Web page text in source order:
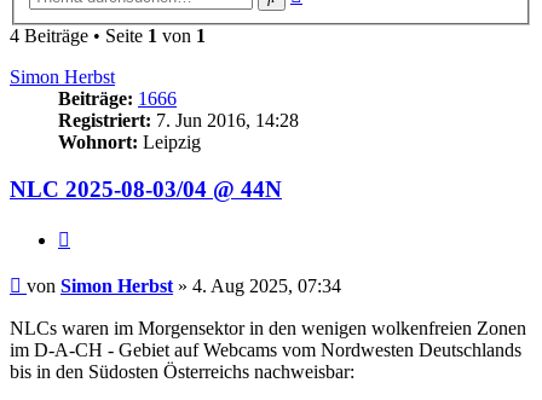
4 Beiträge • Seite 1 von 1
Simon Herbst
Beiträge: 1666
Registriert: 7. Jun 2016, 14:28
Wohnort: Leipzig
NLC 2025-08-03/04 @ 44N
Beitrag
von Simon Herbst » 4. Aug 2025, 07:34
NLCs waren im Morgensektor in den wenigen wolkenfreien Zonen
im D-A-CH - Gebiet auf Webcams vom Nordwesten Deutschlands
bis in den Südosten Österreichs nachweisbar: